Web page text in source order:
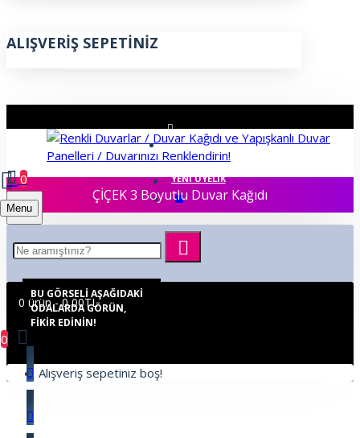
ALIŞVERIŞ SEPETINIZ
ÜYE GIRIŞI
YENI ÜYELIK
Menu
0
0 ürün - 0,00TL
0
Alışveriş sepetiniz boş!
ÇİÇEK 3 Boyutlu Duvar Kağıdı
BU GÖRSELI AŞAĞIDAKI
ODALARDA GÖRÜN,
FIKIR EDININ!